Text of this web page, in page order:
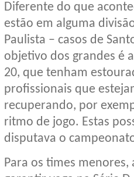
Diferente do que
estão em alguma
Paulista – casos de
objetivo dos grandes é
20, que tenham
profissionais que
recuperando, por
ritmo de jogo. Estas
disputava o
Para os times